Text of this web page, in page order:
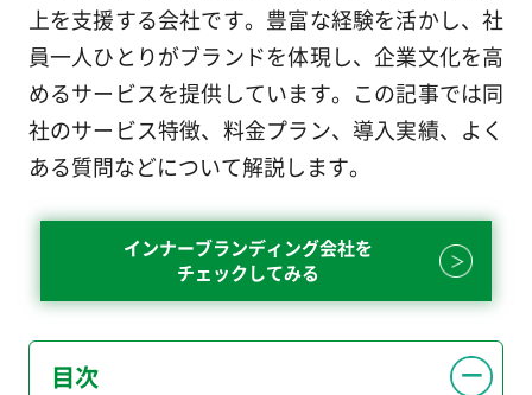
上を支援する会社です。豊富な経験を活かし、社
員一人ひとりがブランドを体現し、企業文化を高
めるサービスを提供しています。この記事では同
社のサービス特徴、料金プラン、導入実績、よく
ある質問などについて解説します。
インナーブランディング会社を
チェックしてみる
目次